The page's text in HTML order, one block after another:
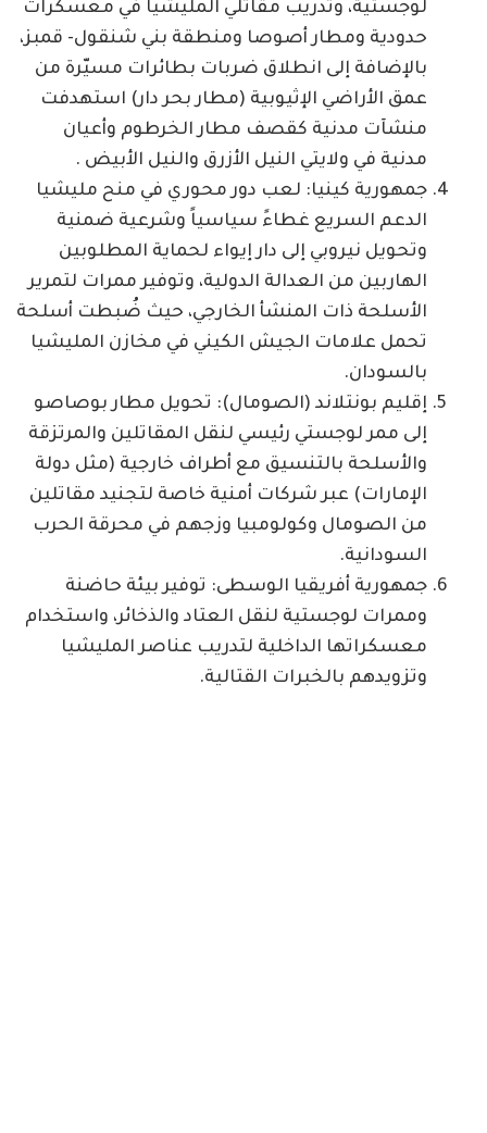
لوجستية، وتدريب مقاتلي المليشيا في معسكرات
حدودية ومطار أصوصا ومنطقة بني شنقول- قمبز،
بالإضافة إلى انطلاق ضربات بطائرات مسيّرة من
عمق الأراضي الإثيوبية (مطار بحر دار) استهدفت
منشآت مدنية كقصف مطار الخرطوم وأعيان
مدنية في ولايتي النيل الأزرق والنيل الأبيض .
جمهورية كينيا: لعب دور محوري في منح مليشيا
الدعم السريع غطاءً سياسياً وشرعية ضمنية
وتحويل نيروبي إلى دار إيواء لحماية المطلوبين
الهاربين من العدالة الدولية، وتوفير ممرات لتمرير
الأسلحة ذات المنشأ الخارجي، حيث ضُبطت أسلحة
تحمل علامات الجيش الكيني في مخازن المليشيا
بالسودان.
إقليم بونتلاند (الصومال): تحويل مطار بوصاصو
إلى ممر لوجستي رئيسي لنقل المقاتلين والمرتزقة
والأسلحة بالتنسيق مع أطراف خارجية (مثل دولة
الإمارات) عبر شركات أمنية خاصة لتجنيد مقاتلين
من الصومال وكولومبيا وزجهم في محرقة الحرب
السودانية.
جمهورية أفريقيا الوسطى: توفير بيئة حاضنة
وممرات لوجستية لنقل العتاد والذخائر، واستخدام
معسكراتها الداخلية لتدريب عناصر المليشيا
وتزويدهم بالخبرات القتالية.